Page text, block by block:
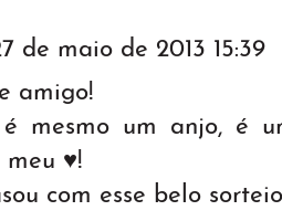
de maio de 2013 15:39
amigo!
mesmo um anjo, é
meu ♥!
com esse belo